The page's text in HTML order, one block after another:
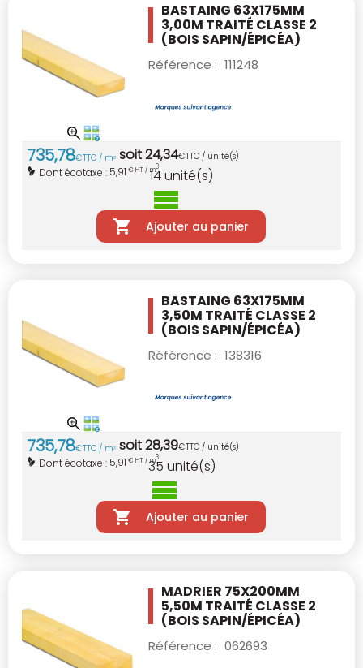
BASTAING 63X175MM
3,00M TRAITÉ CLASSE 2
(BOIS SAPIN/ÉPICÉA)
Référence : 111248
735,78€TTC / m3 soit24,34€TTC / unité(s)
Dont écotaxe : 5,91 € HT / m3
14unité(s)
Ajouter au panier
BASTAING 63X175MM
3,50M TRAITÉ CLASSE 2
(BOIS SAPIN/ÉPICÉA)
Référence : 138316
735,78€TTC / m3 soit28,39€TTC / unité(s)
Dont écotaxe : 5,91 € HT / m3
35 unité(s)
Ajouter au panier
MADRIER 75X200MM
5,50M TRAITÉ CLASSE 2
(BOIS SAPIN/ÉPICÉA)
Référence : 062693